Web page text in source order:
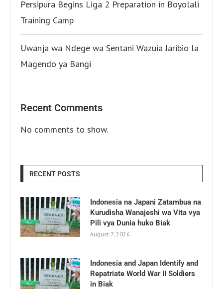
Persipura Begins Liga 2 Preparation in Boyolali
Training Camp
Uwanja wa Ndege wa Sentani Wazuia Jaribio la
Magendo ya Bangi
Recent Comments
No comments to show.
RECENT POSTS
Indonesia na Japani Zatambua na
Kurudisha Wanajeshi wa Vita vya
Pili vya Dunia huko Biak
August 7, 2026
Indonesia and Japan Identify and
Repatriate World War II Soldiers
in Biak